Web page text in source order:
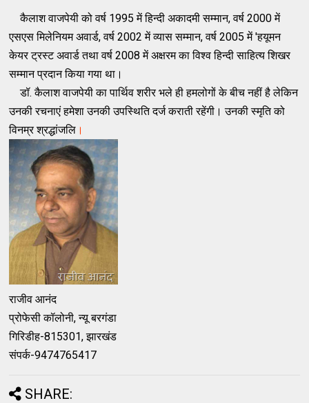
कैलाश वाजपेयी को वर्ष 1995 में हिन्दी अकादमी सम्मान, वर्ष 2000 में
एसएस मिलेनियम अवार्ड, वर्ष 2002 में व्यास सम्मान, वर्ष 2005 में 'हयूमन
केयर ट्रस्ट अवार्ड तथा वर्ष 2008 में अक्षरम का विश्व हिन्दी साहित्य शिखर
सम्मान प्रदान किया गया था।
डॉ. कैलाश वाजपेयी का पार्थिव शरीर भले ही हमलोगों के बीच नहीं है लेकिन
उनकी रचनाएं हमेशा उनकी उपस्थिति दर्ज कराती रहेंगी। उनकी स्मृति को
विनम्र श्रद्धांजलि ।
राजीव आनंद
प्रोफेसी कॉलोनी, न्यू बरगंडा
गिरिडीह-815301, झारखंड
संपर्क-9474765417
SHARE: